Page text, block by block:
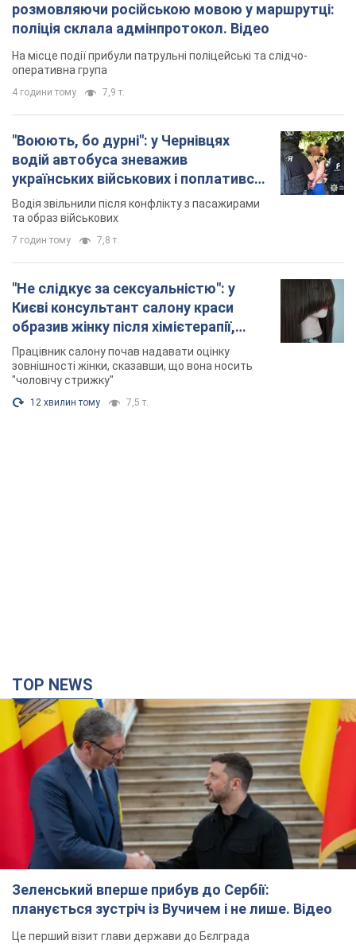
розмовляючи російською мовою у маршрутці:
поліція склала адмінпротокол. Відео
На місце події прибули патрульні поліцейські та слідчо-
оперативна група
4 години тому 7,9 т.
"Воюють, бо дурні": у Чернівцях
водій автобуса зневажив
українських військових і поплатився.
Відео
Водія звільнили після конфлікту з пасажирами
та образ військових
7 годин тому 7,8 т.
"Не слідкує за сексуальністю": у
Києві консультант салону краси
образив жінку після хімієтерапії,
розгорівся скандал. Фото
Працівник салону почав надавати оцінку
зовнішності жінки, сказавши, що вона носить
"чоловічу стрижку"
12 хвилин тому 7,5 т.
TOP NEWS
Зеленський вперше прибув до Сербії:
планується зустріч із Вучичем і не лише. Відео
Це перший візит глави держави до Бєлграда